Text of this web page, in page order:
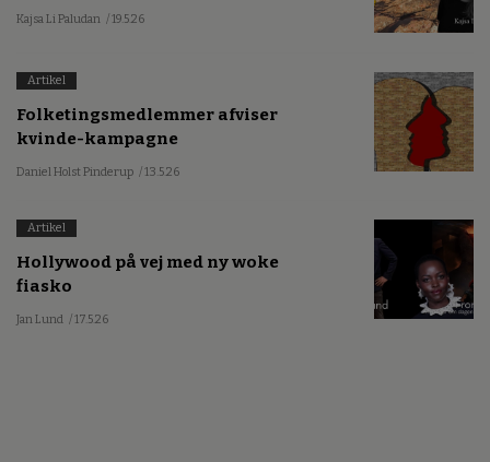
Kajsa Li Paludan / 19.5.26
Artikel
Folketingsmedlemmer afviser
kvinde-kampagne
Daniel Holst Pinderup / 13.5.26
Artikel
Hollywood på vej med ny woke
fiasko
Jan Lund / 17.5.26